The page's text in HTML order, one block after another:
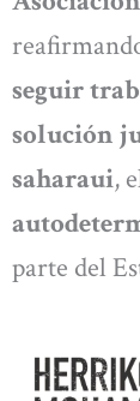
seguir
solución
saharaui,
parte del